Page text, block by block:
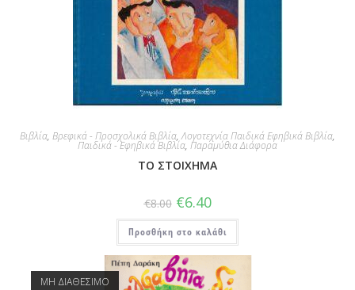
Βιβλία, Βρεφικά - Προσχολικά Βιβλία,Λογοτεχνία Παιδικά Εφηβικά Βιβλία,
Παιδικά - Εφηβικά Βιβλία, Παραμύθια Διάφορα
ΤΟ ΣΤΟΙΧΗΜΑ
€8.00 €6.40
Προσθήκη στο καλάθι
ΜΗ ΔΙΑΘΕΣΙΜΟ